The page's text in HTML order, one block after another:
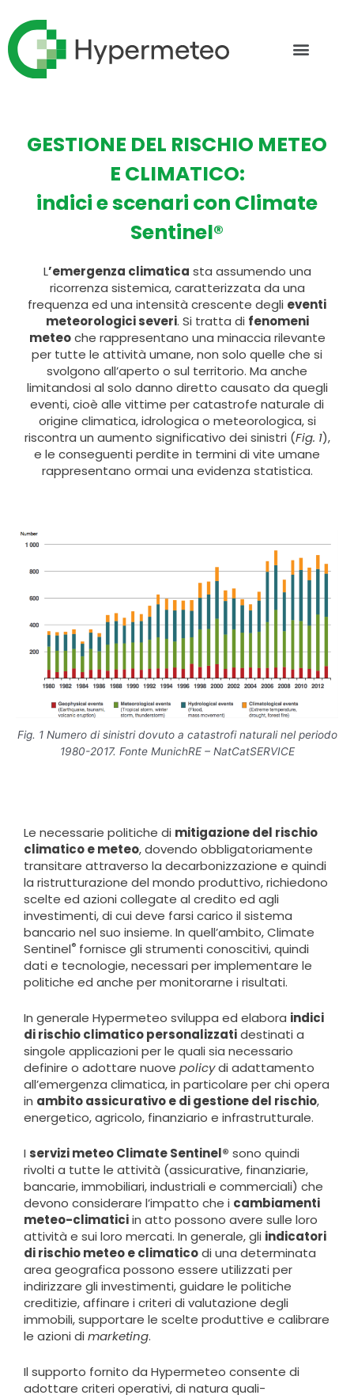
GESTIONE DEL RISCHIO METEO
E CLIMATICO:
indici e scenari con Climate
Sentinel®
L’emergenza climatica sta assumendo una
ricorrenza sistemica, caratterizzata da una
frequenza ed una intensità crescente degli eventi
meteorologici severi. Si tratta di fenomeni
meteoche rappresentano una minaccia rilevante
per tutte le attività umane, non solo quelle che si
svolgono all’aperto o sul territorio. Ma anche
limitandosi al solo danno diretto causato da quegli
eventi, cioè alle vittime per catastrofe naturale di
origine climatica, idrologica o meteorologica, si
riscontra un aumento significativo dei sinistri (Fig. 1),
e le conseguenti perdite in termini di vite umane
rappresentano ormai una evidenza statistica.
Fig. 1 Numero di sinistri dovuto a catastrofi naturali nel periodo
1980-2017. Fonte MunichRE – NatCatSERVICE
Le necessarie politiche di mitigazione del rischio
climatico e meteo, dovendo obbligatoriamente
transitare attraverso la decarbonizzazione e quindi
la ristrutturazione del mondo produttivo, richiedono
scelte ed azioni collegate al credito ed agli
investimenti, di cui deve farsi carico il sistema
bancario nel suo insieme. In quell’ambito, Climate
Sentinel® fornisce gli strumenti conoscitivi, quindi
dati e tecnologie, necessari per implementare le
politiche ed anche per monitorarne i risultati.
In generale Hypermeteo sviluppa ed elabora indici
di rischio climatico personalizzatidestinati a
singole applicazioni per le quali sia necessario
definire o adottare nuove policydi adattamento
all’emergenza climatica, in particolare per chi opera
in ambito assicurativo e di gestione del rischio,
energetico, agricolo, finanziario e infrastrutturale.
I servizi meteo Climate Sentinel® sono quindi
rivolti a tutte le attività (assicurative, finanziarie,
bancarie, immobiliari, industriali e commerciali) che
devono considerare l’impatto che i cambiamenti
meteo-climaticiin atto possono avere sulle loro
attività e sui loro mercati. In generale, gli indicatori
di rischio meteo e climaticodi una determinata
area geografica possono essere utilizzati per
indirizzare gli investimenti, guidare le politiche
creditizie, affinare i criteri di valutazione degli
immobili, supportare le scelte produttive e calibrare
le azioni di marketing.
Il supporto fornito da Hypermeteo consente di
adottare criteri operativi, di natura quali-